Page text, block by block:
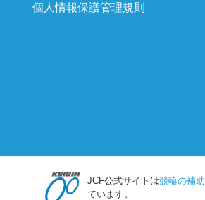
個人情報保護管理規則
JCF公式サイトは競輪の補助
ています。